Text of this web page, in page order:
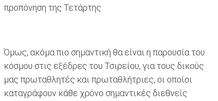
προπόνηση της Τετάρτης.
Όμως, ακόμα πιο σημαντική θα είναι η παρουσία του
κόσμου στις εξέδρες του Τσιρείου, για τους δικούς
μας πρωταθλητές και πρωταθλήτριες, οι οποίοι
καταγράφουν κάθε χρόνο σημαντικές διεθνείς